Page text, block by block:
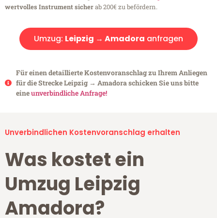
wertvolles Instrument sicherab 200€ zu befördern.
Umzug: Leipzig → Amadora anfragen
Für einen detaillierte Kostenvoranschlag zu Ihrem Anliegen
für die Strecke Leipzig → Amadora schicken Sie uns bitte
eineunverbindliche Anfrage!
Unverbindlichen Kostenvoranschlag erhalten
Was kostet ein
Umzug Leipzig
Amadora?